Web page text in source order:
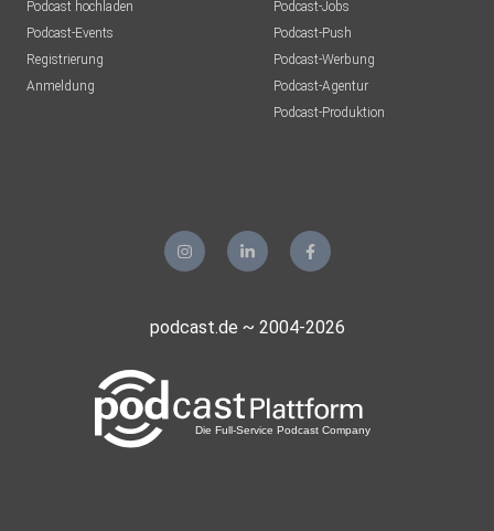
Podcast hochladen
Podcast-Events
Registrierung
Anmeldung
Podcast-Jobs
Podcast-Push
Podcast-Werbung
Podcast-Agentur
Podcast-Produktion
podcast.de ~ 2004-2026